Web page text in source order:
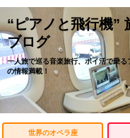
“ピアノと飛行機”
ブログ
一人旅で巡る音楽旅行、ポイ活で乗
の情報満載！
世界のオペラ座